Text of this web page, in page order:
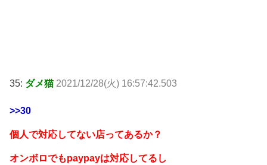
35: ダメ猫 2021/12/28(火) 16:57:42.503
>>30
個人で対応してない店ってあるか？
オンボロでもpaypayは対応してるし